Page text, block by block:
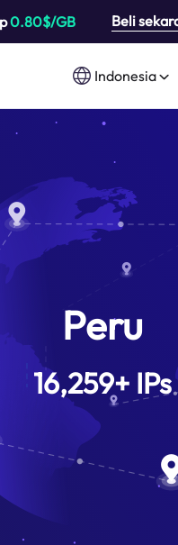
0.80$/GB Beli
Indonesia
Peru
16,259+IPs